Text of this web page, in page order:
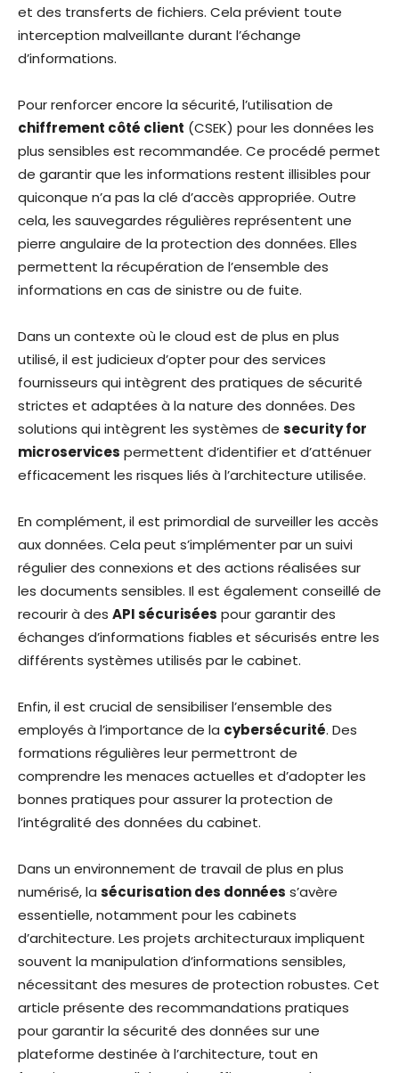
et des transferts de fichiers. Cela prévient toute
interception malveillante durant l’échange
d’informations.
Pour renforcer encore la sécurité, l’utilisation de
chiffrement côté client (CSEK) pour les données les
plus sensibles est recommandée. Ce procédé permet
de garantir que les informations restent illisibles pour
quiconque n’a pas la clé d’accès appropriée. Outre
cela, les sauvegardes régulières représentent une
pierre angulaire de la protection des données. Elles
permettent la récupération de l’ensemble des
informations en cas de sinistre ou de fuite.
Dans un contexte où le cloud est de plus en plus
utilisé, il est judicieux d’opter pour des services
fournisseurs qui intègrent des pratiques de sécurité
strictes et adaptées à la nature des données. Des
solutions qui intègrent les systèmes de security for
microservices permettent d’identifier et d’atténuer
efficacement les risques liés à l’architecture utilisée.
En complément, il est primordial de surveiller les accès
aux données. Cela peut s’implémenter par un suivi
régulier des connexions et des actions réalisées sur
les documents sensibles. Il est également conseillé de
recourir à des API sécurisées pour garantir des
échanges d’informations fiables et sécurisés entre les
différents systèmes utilisés par le cabinet.
Enfin, il est crucial de sensibiliser l’ensemble des
employés à l’importance de la cybersécurité. Des
formations régulières leur permettront de
comprendre les menaces actuelles et d’adopter les
bonnes pratiques pour assurer la protection de
l’intégralité des données du cabinet.
Dans un environnement de travail de plus en plus
numérisé, la sécurisation des données s’avère
essentielle, notamment pour les cabinets
d’architecture. Les projets architecturaux impliquent
souvent la manipulation d’informations sensibles,
nécessitant des mesures de protection robustes. Cet
article présente des recommandations pratiques
pour garantir la sécurité des données sur une
plateforme destinée à l’architecture, tout en